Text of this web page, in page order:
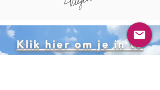
Klik hier om je in te